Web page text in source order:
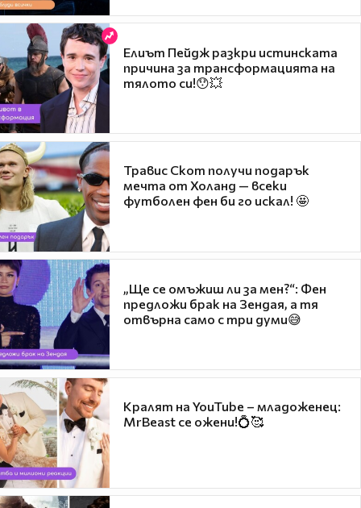
Елиът Пейдж разкри истинската
причина за трансформацията на
тялото си!😯💥
Травис Скот получи подарък
мечта от Холанд — всеки
футболен фен би го искал! 🤩
„Ще се омъжиш ли за мен?“: Фен
предложи брак на Зендая, а тя
отвърна само с три думи😅
Кралят на YouTube – младоженец:
MrBeast се ожени!💍🥰